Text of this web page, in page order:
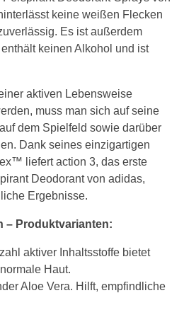
keine weißen Flecken
Es ist außerdem
keinen Alkohol und ist
aktiven Lebensweise
muss man sich auf seine
dem Spielfeld sowie darüber
Dank seines einzigartigen
liefert action 3, das erste
Deodorant von adidas,
Ergebnisse.
– Produktvarianten:
aktiver Inhaltsstoffe bietet
Haut.
Aloe Vera. Hilft, empfindliche